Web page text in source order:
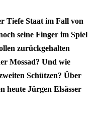
Tiefe Staat im Fall von
seine Finger im Spiel
zurückgehalten
Mossad? Und wie
Schützen? Über
heute Jürgen Elsässer